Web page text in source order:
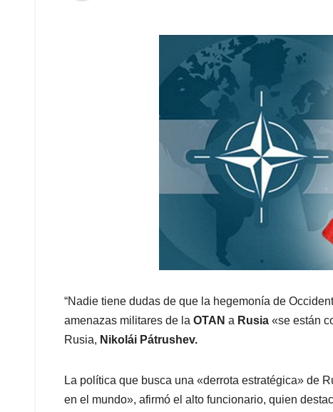
“Nadie tiene dudas de que la hegemonía de
amenazas militares de la OTAN a Rusia «se están
Rusia, Nikolái Pátrushev.
La política que busca una «derrota estratégica» de
en el mundo», afirmó el alto funcionario, quien